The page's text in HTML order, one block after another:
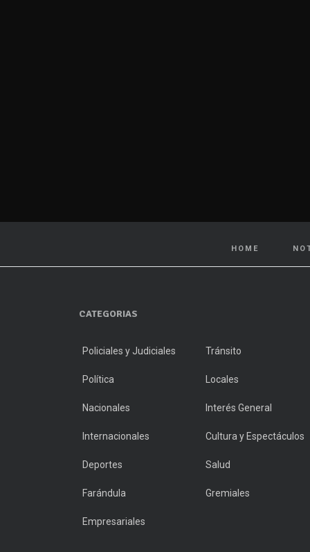
HOME
CATEGORIAS
Policiales y Judiciales Tránsito
Política Locales
Nacionales Interés General
Internacionales Cultura y Espectáculos
Deportes Salud
Farándula Gremiales
Empresariales